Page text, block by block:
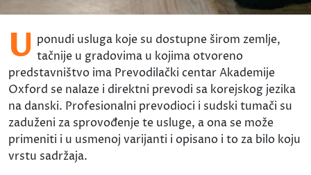
U ponudi usluga koje su dostupne širom zemlje,
tačnije u gradovima u kojima otvoreno
predstavništvo ima Prevodilački centar Akademije
Oxford se nalaze i direktni prevodi sa korejskog jezika
na danski. Profesionalni prevodioci i sudski tumači su
zaduženi za sprovođenje te usluge, a ona se može
primeniti i u usmenoj varijanti i opisano i to za bilo koju
vrstu sadržaja.